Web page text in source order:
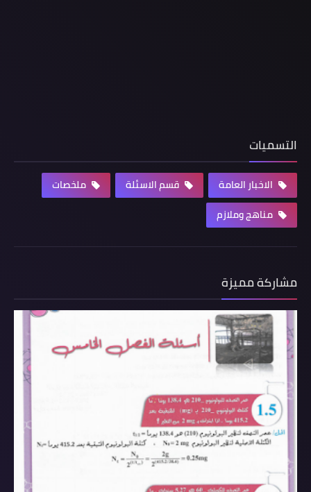
التسميات
الاخبار العامة قسم الاسئلة
ملخصات
مناهج وملازم
مشاركة مميزة